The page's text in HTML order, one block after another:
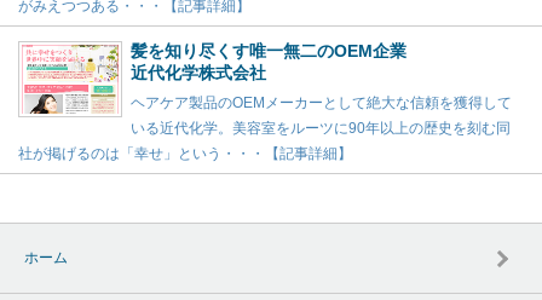
がみえつつある・・・【記事詳細】
髪を知り尽くす唯一無二のOEM企業
近代化学株式会社
ヘアケア製品のOEMメーカーとして絶大な信頼を獲得して
いる近代化学。美容室をルーツに90年以上の歴史を刻む同
社が掲げるのは「幸せ」という・・・【記事詳細】
ホーム